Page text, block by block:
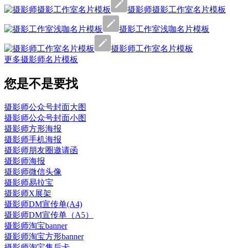
摄影师摄影工作室名片模板
摄影工作室浅咖名片模板
摄影师工作室名片模板
更多摄影师名片模板
您是不是要找
摄影师公众号封面大图
摄影师公众号封面小图
摄影师方形海报
摄影师手机海报
摄影师朋友圈邀请函
摄影师海报
摄影师微信头像
摄影师易拉宝
摄影师X展架
摄影师DM宣传单(A4)
摄影师DM宣传单（A5）
摄影师淘宝banner
摄影师淘宝方形banner